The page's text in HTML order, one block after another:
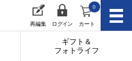
再編集 ログイン カート
0
ギフト＆
フォトライフ